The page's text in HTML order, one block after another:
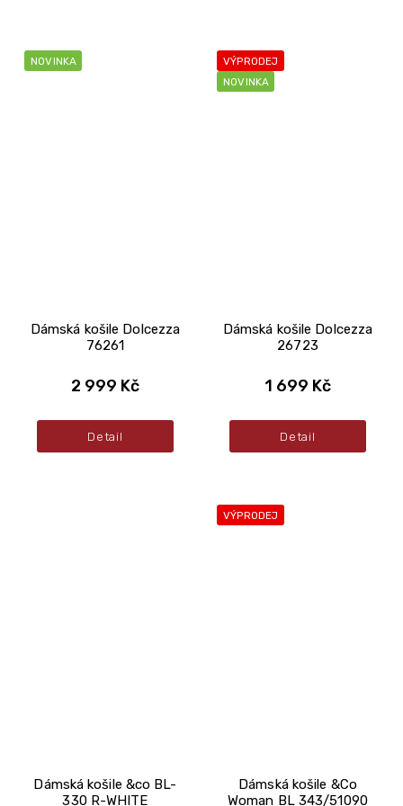
NOVINKA
Dámská košile Dolcezza
76261
2 999 Kč
Detail
VÝPRODEJ
NOVINKA
Dámská košile Dolcezza
26723
1 699 Kč
Detail
Dámská košile &co BL-
330 R-WHITE
VÝPRODEJ
Dámská košile &Co
Woman BL 343/51090